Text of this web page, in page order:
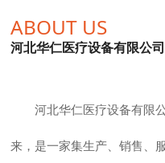
ABOUT US
河北华仁医疗设备有限公司
河北华仁医疗设备有限公
来，是一家集生产、销售、